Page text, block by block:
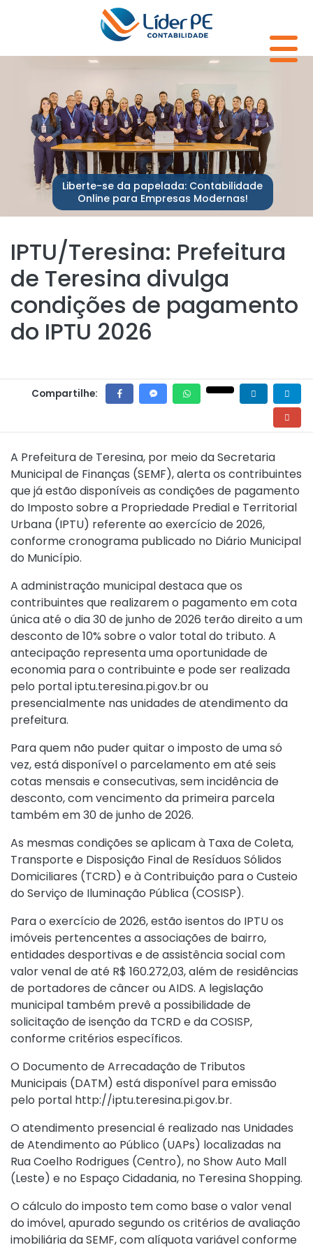
Liberte-se da papelada: Contabilidade
Online para Empresas Modernas!
IPTU/Teresina: Prefeitura
de Teresina divulga
condições de pagamento
do IPTU 2026
Compartilhe:
A Prefeitura de Teresina, por meio da Secretaria
Municipal de Finanças (SEMF), alerta os contribuintes
que já estão disponíveis as condições de pagamento
do Imposto sobre a Propriedade Predial e Territorial
Urbana (IPTU) referente ao exercício de 2026,
conforme cronograma publicado no Diário Municipal
do Município.
A administração municipal destaca que os
contribuintes que realizarem o pagamento em cota
única até o dia 30 de junho de 2026 terão direito a um
desconto de 10% sobre o valor total do tributo. A
antecipação representa uma oportunidade de
economia para o contribuinte e pode ser realizada
pelo portal iptu.teresina.pi.gov.br ou
presencialmente nas unidades de atendimento da
prefeitura.
Para quem não puder quitar o imposto de uma só
vez, está disponível o parcelamento em até seis
cotas mensais e consecutivas, sem incidência de
desconto, com vencimento da primeira parcela
também em 30 de junho de 2026.
As mesmas condições se aplicam à Taxa de Coleta,
Transporte e Disposição Final de Resíduos Sólidos
Domiciliares (TCRD) e à Contribuição para o Custeio
do Serviço de Iluminação Pública (COSISP).
Para o exercício de 2026, estão isentos do IPTU os
imóveis pertencentes a associações de bairro,
entidades desportivas e de assistência social com
valor venal de até R$ 160.272,03, além de residências
de portadores de câncer ou AIDS. A legislação
municipal também prevê a possibilidade de
solicitação de isenção da TCRD e da COSISP,
conforme critérios específicos.
O Documento de Arrecadação de Tributos
Municipais (DATM) está disponível para emissão
pelo portal http://iptu.teresina.pi.gov.br.
O atendimento presencial é realizado nas Unidades
de Atendimento ao Público (UAPs) localizadas na
Rua Coelho Rodrigues (Centro), no Show Auto Mall
(Leste) e no Espaço Cidadania, no Teresina Shopping.
O cálculo do imposto tem como base o valor venal
do imóvel, apurado segundo os critérios de avaliação
imobiliária da SEMF, com alíquota variável conforme